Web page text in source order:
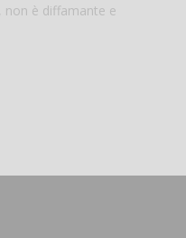
non è diffamante e